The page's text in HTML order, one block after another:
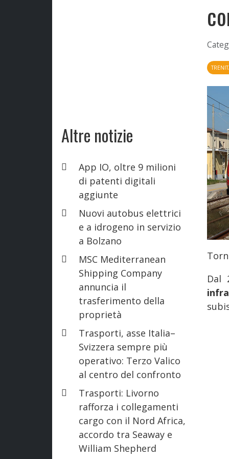
Altre notizie
App IO, oltre 9 milioni
di patenti digitali
aggiunte
Nuovi autobus elettrici
e a idrogeno in servizio
a Bolzano
MSC Mediterranean
Shipping Company
annuncia il
trasferimento della
proprietà
Trasporti, asse Italia–
Svizzera sempre più
operativo: Terzo Valico
al centro del confronto
Trasporti: Livorno
rafforza i collegamenti
cargo con il Nord Africa,
accordo tra Seaway e
William Shepherd
Dal